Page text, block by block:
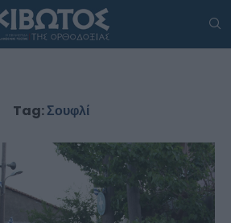
Tag:Σουφλί